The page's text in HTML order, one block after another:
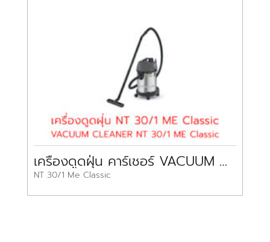
เครื่องดูดฝุ่น คาร์เชอร์ VACUUM CLEANER KARCHER
NT 30/1 Me Classic